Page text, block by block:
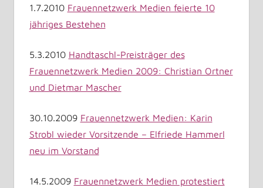
1.7.2010 Frauennetzwerk Medien feierte 10
jähriges Bestehen
5.3.2010 Handtaschl-Preisträger des
Frauennetzwerk Medien 2009: Christian Ortner
und Dietmar Mascher
30.10.2009 Frauennetzwerk Medien: Karin
Strobl wieder Vorsitzende – Elfriede Hammerl
neu im Vorstand
14.5.2009 Frauennetzwerk Medien protestiert